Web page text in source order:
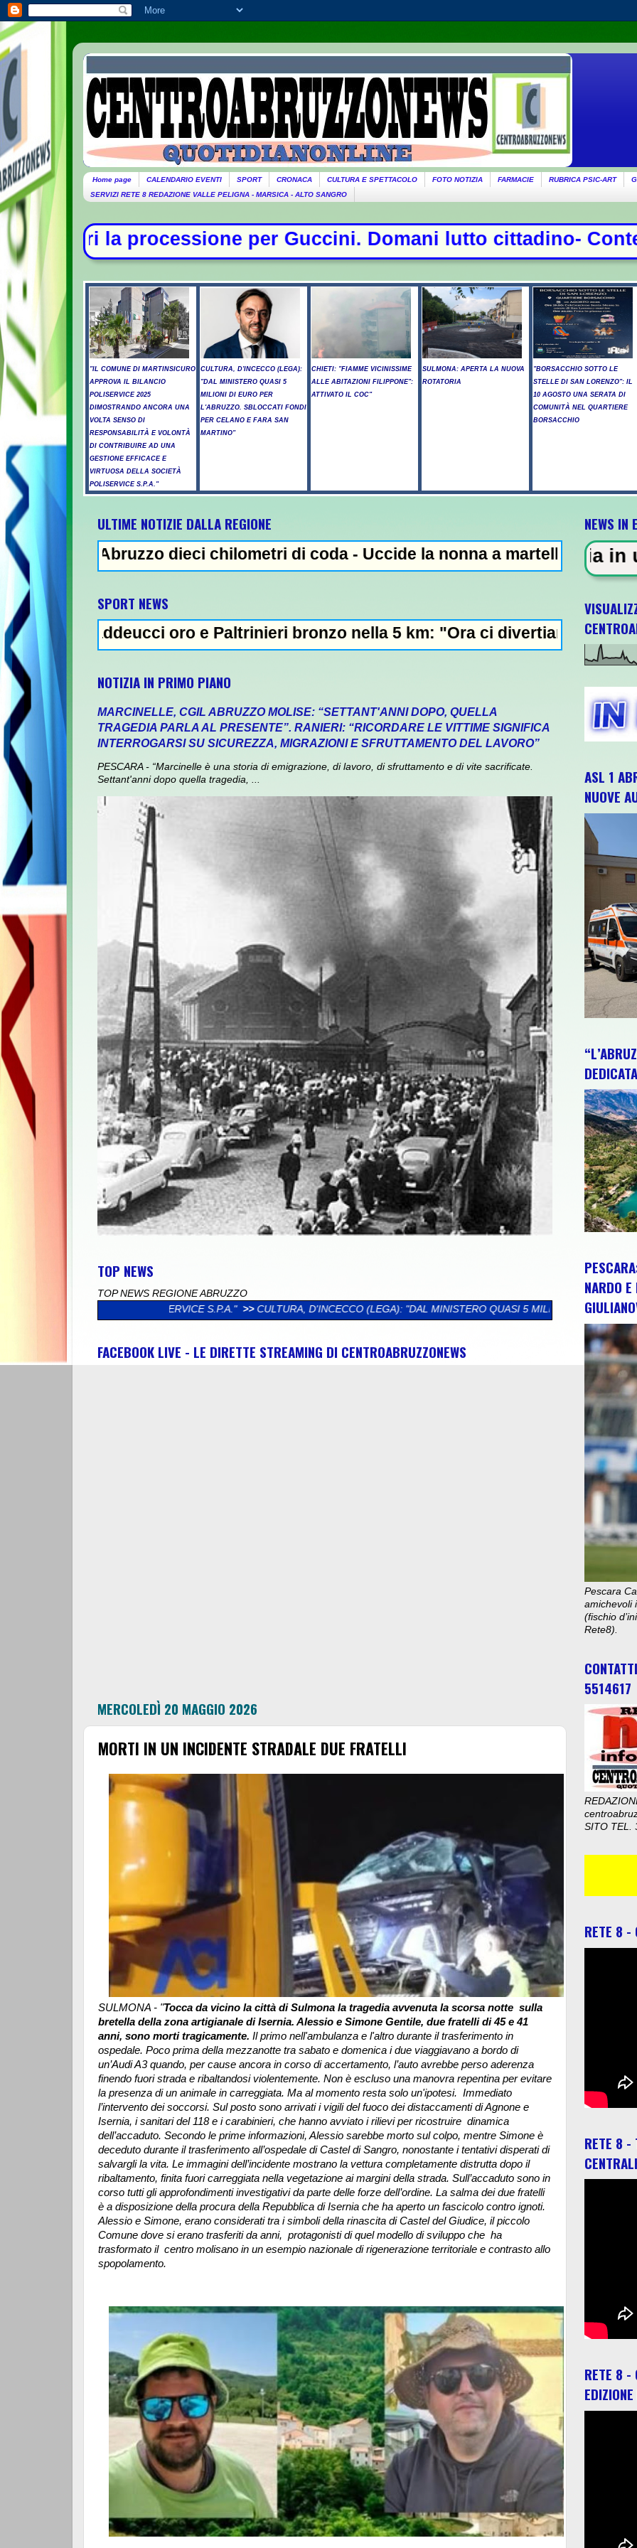
Home page CALENDARIO EVENTI SPORT CRONACA CULTURA E SPETTACOLO FOTO NOTIZIA FARMACIE RUBRICA PSIC-ART
SERVIZI RETE 8 REDAZIONE VALLE PELIGNA - MARSICA - ALTO SANGRO
per Guccini. Domani lutto cittadino- Conte sfida la
"IL COMUNE DI MARTINSICURO
APPROVA IL BILANCIO
POLISERVICE 2025
DIMOSTRANDO ANCORA UNA
VOLTA SENSO DI
RESPONSABILITÀ E VOLONTÀ
DI CONTRIBUIRE AD UNA
GESTIONE EFFICACE E
VIRTUOSA DELLA SOCIETÀ
POLISERVICE S.P.A."
CULTURA, D'INCECCO (LEGA):
"DAL MINISTERO QUASI 5
MILIONI DI EURO PER
L'ABRUZZO. SBLOCCATI FONDI
PER CELANO E FARA SAN
MARTINO"
CHIETI: "FIAMME VICINISSIME
ALLE ABITAZIONI FILIPPONE":
ATTIVATO IL COC"
SULMONA: APERTA LA NUOVA
ROTATORIA
"BORSACCHIO SOTTO LE
STELLE DI SAN LORENZO": IL
10 AGOSTO UNA SERATA DI
COMUNITÀ NEL QUARTIERE
BORSACCHIO
ULTIME NOTIZIE DALLA REGIONE
dieci chilometri di coda - Uccide la nonna a martellate, arrestato il nipote
SPORT NEWS
oro e Paltrinieri bronzo nella 5 km: "Ora ci divertiamo in staffetta"-
NOTIZIA IN PRIMO PIANO
MARCINELLE, CGIL ABRUZZO MOLISE: “SETTANT'ANNI DOPO, QUELLA
TRAGEDIA PARLA AL PRESENTE”. RANIERI: “RICORDARE LE VITTIME SIGNIFICA
INTERROGARSI SU SICUREZZA, MIGRAZIONI E SFRUTTAMENTO DEL LAVORO”
PESCARA - “Marcinelle è una storia di emigrazione, di lavoro, di sfruttamento e di vite sacrificate.
Settant'anni dopo quella tragedia, ...
TOP NEWS
TOP NEWS REGIONE ABRUZZO
CULTURA, D'INCECCO (LEGA): "DAL MINISTERO QUASI 5 MILIONI DI EURO PER L'ABRUZZO. SBLOCCATI
FACEBOOK LIVE - LE DIRETTE STREAMING DI CENTROABRUZZONEWS
MERCOLEDÌ 20 MAGGIO 2026
MORTI IN UN INCIDENTE STRADALE DUE FRATELLI
SULMONA - "Tocca da vicino la città di Sulmona la tragedia avvenuta la scorsa notte sulla
bretella della zona artigianale di Isernia. Alessio e Simone Gentile, due fratelli di 45 e 41
anni, sono morti tragicamente. Il primo nell'ambulanza e l'altro durante il trasferimento in
ospedale. Poco prima della mezzanotte tra sabato e domenica i due viaggiavano a bordo di
un’Audi A3 quando, per cause ancora in corso di accertamento, l’auto avrebbe perso aderenza
finendo fuori strada e ribaltandosi violentemente. Non è escluso una manovra repentina per evitare
la presenza di un animale in carreggiata. Ma al momento resta solo un'ipotesi. Immediato
l’intervento dei soccorsi. Sul posto sono arrivati i vigili del fuoco dei distaccamenti di Agnone e
Isernia, i sanitari del 118 e i carabinieri, che hanno avviato i rilievi per ricostruire dinamica
dell’accaduto. Secondo le prime informazioni, Alessio sarebbe morto sul colpo, mentre Simone è
deceduto durante il trasferimento all’ospedale di Castel di Sangro, nonostante i tentativi disperati di
salvargli la vita. Le immagini dell’incidente mostrano la vettura completamente distrutta dopo il
ribaltamento, finita fuori carreggiata nella vegetazione ai margini della strada. Sull’accaduto sono in
corso tutti gli approfondimenti investigativi da parte delle forze dell’ordine. La salma dei due fratelli
è a disposizione della procura della Repubblica di Isernia che ha aperto un fascicolo contro ignoti.
Alessio e Simone, erano considerati tra i simboli della rinascita di Castel del Giudice, il piccolo
Comune dove si erano trasferiti da anni, protagonisti di quel modello di sviluppo che ha
trasformato il centro molisano in un esempio nazionale di rigenerazione territoriale e contrasto allo
spopolamento.
NEWS IN
NEWS IN EVIDENZA - Sparatoria in una scuola a
ASL 1
NUOVE
NARDO
Pescara
amichevoli
(fischio
Rete8).
5514617
SITO TEL.
RETE 8 -
RETE 8 -
RETE 8 -